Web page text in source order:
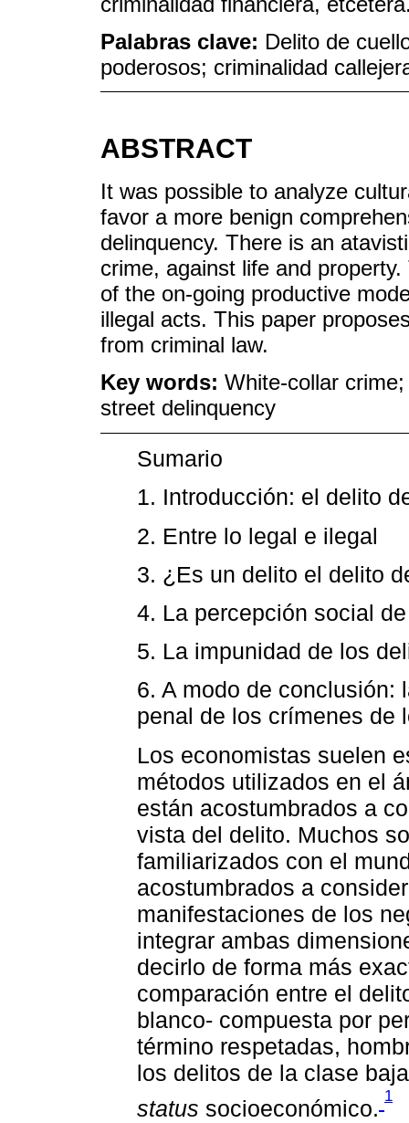
Palabras clave: Delito de
poderosos; criminalidad
ABSTRACT
It was possible to analyze
favor a more benign
delinquency. There is an
crime, against life and
of the on-going productive
illegal acts. This paper
from criminal law.
Key words: White-collar
street delinquency
Sumario
1. Introducción: el delito
2. Entre lo legal e ilegal
3. ¿Es un delito el delito
4. La percepción social
5. La impunidad de los
6. A modo de conclusión:
penal de los crímenes de
Los economistas suelen
métodos utilizados en el
están acostumbrados a
vista del delito. Muchos
familiarizados con el
acostumbrados a
manifestaciones de los
integrar ambas
decirlo de forma más
comparación entre el
blanco- compuesta por
término respetadas,
los delitos de la clase
status socioeconómico.
1